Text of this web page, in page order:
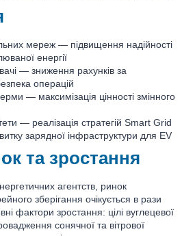
мереж — підвищення надійності
енергії
— зниження рахунків за
операцій
— максимізація цінності змінного
— реалізація стратегій Smart Grid
зарядної інфраструктури для EV
та зростання
агентств, ринок
зберігання очікується в рази
фактори зростання: цілі вуглецевої
сонячної та вітрової